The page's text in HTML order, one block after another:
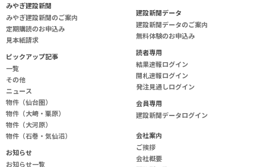
みやぎ建設新聞
みやぎ建設新聞のご案内
定期購読のお申込み
見本紙請求
ピックアップ記事
一覧
その他
ニュース
物件（仙台圏）
物件（大崎・栗原）
物件（大河原）
物件（石巻・気仙沼）
お知らせ
お知らせ一覧
建設新聞データ
建設新聞データのご案内
無料体験のお申込み
読者専用
結果速報ログイン
開札速報ログイン
発注見通しログイン
会員専用
建設新聞データログイン
会社案内
ご挨拶
会社概要